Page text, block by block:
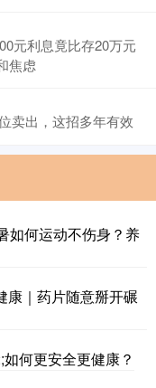
元利息竟比存20万元
焦虑
卖出，这招多年有效
如何运动不伤身？养
康｜药片随意掰开碾
何更安全更健康？